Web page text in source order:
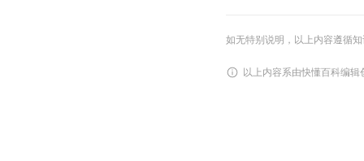
如无特别说明，以上内容遵循
以上内容系由快懂百科编